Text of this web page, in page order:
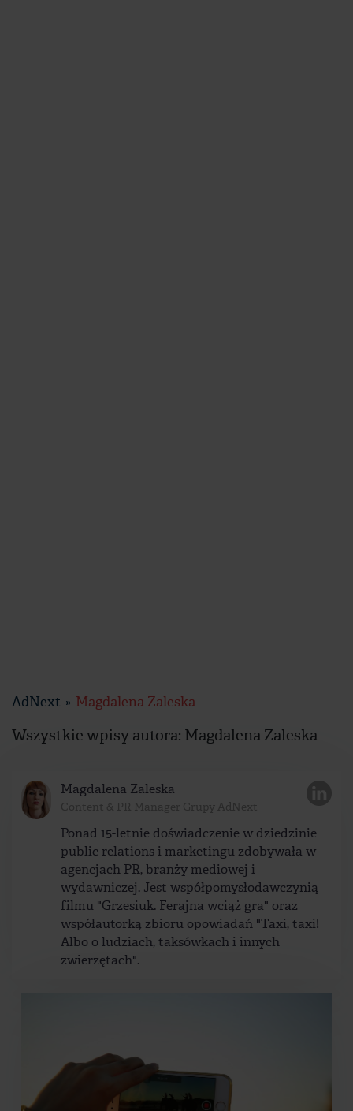
AdNext Magdalena Zaleska
Wszystkie wpisy autora: Magdalena Zaleska
Magdalena Zaleska
Ponad 15-letnie doświadczenie w dziedzinie
public relations i marketingu zdobywała w
agencjach PR, branży mediowej i
wydawniczej. Jest współpomysłodawczynią
filmu "Grzesiuk. Ferajna wciąż gra" oraz
współautorką zbioru opowiadań "Taxi, taxi!
Albo o ludziach, taksówkach i innych
zwierzętach".